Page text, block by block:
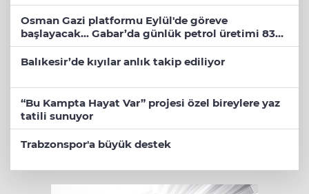
Osman Gazi platformu Eylül'de göreve
başlayacak... Gabar’da günlük petrol üretimi 83
bin 200 varile ulaştı
Balıkesir’de kıyılar anlık takip ediliyor
“Bu Kampta Hayat Var” projesi özel bireylere yaz
tatili sunuyor
Trabzonspor'a büyük destek